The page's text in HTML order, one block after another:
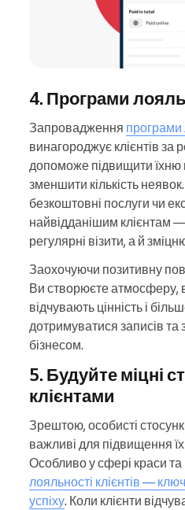
4. Програми
Запровадження програми
винагороджує клієнтів за
допоможе підвищити їхню
зменшити кількість
безкоштовні послуги чи
найвідданішим клієнтам
регулярні візити, а й
Заохочуючи позитивну
Ви створюєте атмосферу, в
відчувають цінність і
дотримуватися записів
бізнесом.
5. Будуйте міцні
клієнтами
Зрештою, особисті
важливі для підвищення
Особливо у сфері краси
лояльності клієнтів —
успіху. Коли клієнти